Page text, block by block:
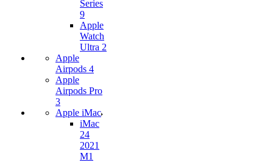
Series
9
Apple
Watch
Ultra 2
Apple
Airpods 4
Apple
Airpods Pro
3
Apple iMac
iMac
24
2021
M1